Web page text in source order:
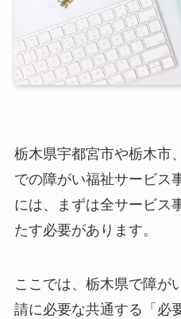
栃木県宇都宮市や栃木市
での障がい福祉サービス
には、まずは全サービス
たす必要があります。
ここでは、栃木県で障が
請に必要な共通する「